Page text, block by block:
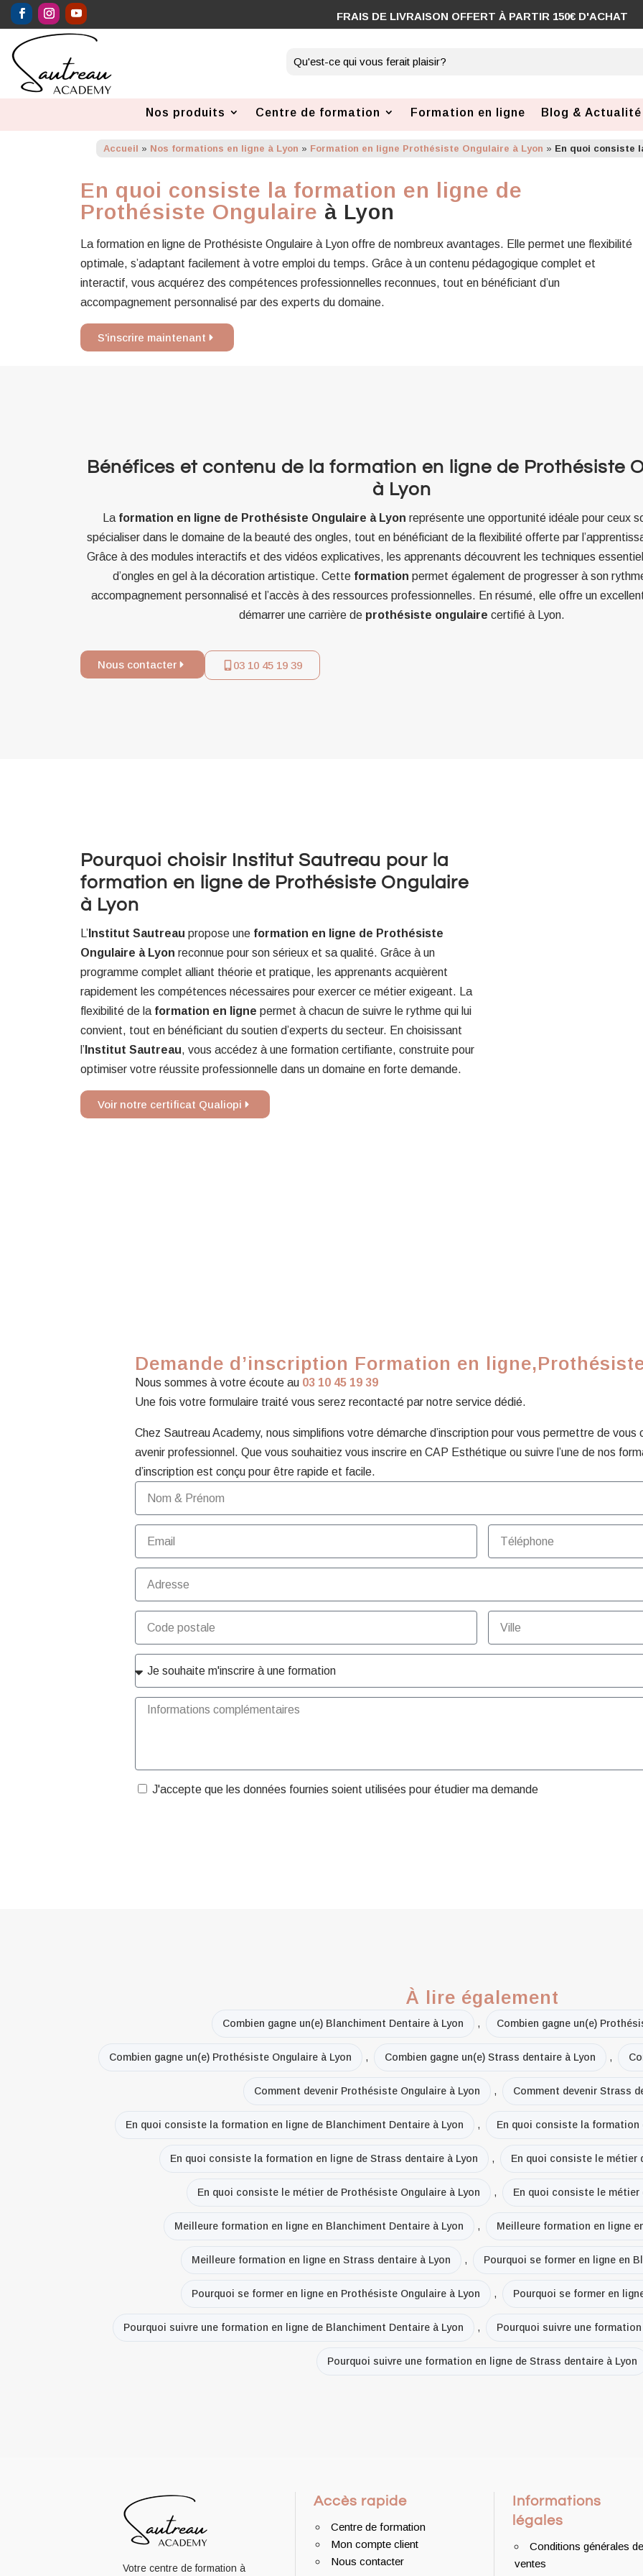
Nos produits Centre de formation Formation en ligne Blog & Actualité
Accueil » Nos formations en ligne à Lyon » Formation en ligne Prothésiste Ongulaire à Lyon » En quoi consiste
En quoi consiste la formation en ligne de
Prothésiste Ongulaire à Lyon
La formation en ligne de Prothésiste Ongulaire à Lyon offre de nombreux avantages. Elle permet une flexibilité
optimale, s’adaptant facilement à votre emploi du temps. Grâce à un contenu pédagogique complet et
interactif, vous acquérez des compétences professionnelles reconnues, tout en bénéficiant d’un
accompagnement personnalisé par des experts du domaine.
S'inscrire maintenant
Bénéfices et contenu de la formation en ligne de Prothésiste
à Lyon
La formation en ligne de Prothésiste Ongulaire à Lyon représente une opportunité idéale pour ceux
spécialiser dans le domaine de la beauté des ongles, tout en bénéficiant de la flexibilité offerte par
Grâce à des modules interactifs et des vidéos explicatives, les apprenants découvrent les techniques
d’ongles en gel à la décoration artistique. Cette formation permet également de progresser à son
accompagnement personnalisé et l’accès à des ressources professionnelles. En résumé, elle offre un
démarrer une carrière de prothésiste ongulaire certifié à Lyon.
Nous contacter 03 10 45 19 39
Pourquoi choisir Institut Sautreau pour la
formation en ligne de Prothésiste Ongulaire
à Lyon
L’ Institut Sautreau propose une formation en ligne de Prothésiste
Ongulaire à Lyon reconnue pour son sérieux et sa qualité. Grâce à un
programme complet alliant théorie et pratique, les apprenants acquièrent
rapidement les compétences nécessaires pour exercer ce métier exigeant. La
flexibilité de la formation en ligne permet à chacun de suivre le rythme qui lui
convient, tout en bénéficiant du soutien d’experts du secteur. En choisissant
l’ Institut Sautreau, vous accédez à une formation certifiante, construite pour
optimiser votre réussite professionnelle dans un domaine en forte demande.
Voir notre certificat Qualiopi
Demande d’inscription Formation en
Nous sommes à votre écoute au 03 10 45 19 39
Une fois votre formulaire traité vous serez recontacté par notre service dédié.
Chez Sautreau Academy, nous simplifions votre démarche d’inscription pour vous permettre de vous
avenir professionnel. Que vous souhaitiez vous inscrire en CAP Esthétique ou suivre l’une de nos
d’inscription est conçu pour être rapide et facile.
J'accepte que les données fournies soient utilisées pour étudier ma demande
À lire également
Combien gagne un(e) Blanchiment Dentaire à Lyon , Combien gagne un(e)
Combien gagne un(e) Prothésiste Ongulaire à Lyon , Combien gagne un(e) Strass dentaire à Lyon ,
Comment devenir Prothésiste Ongulaire à Lyon , Comment devenir Strass
En quoi consiste la formation en ligne de Blanchiment Dentaire à Lyon , En quoi consiste la formation
En quoi consiste la formation en ligne de Strass dentaire à Lyon , En quoi consiste le métier
En quoi consiste le métier de Prothésiste Ongulaire à Lyon , En quoi consiste le métier
Meilleure formation en ligne en Blanchiment Dentaire à Lyon , Meilleure formation en ligne
Meilleure formation en ligne en Strass dentaire à Lyon , Pourquoi se former en ligne en
Pourquoi se former en ligne en Prothésiste Ongulaire à Lyon , Pourquoi se former en
Pourquoi suivre une formation en ligne de Blanchiment Dentaire à Lyon , Pourquoi suivre une
Pourquoi suivre une formation en ligne de Strass dentaire à Lyon
Votre centre de formation à
Accès rapide
Centre de formation
Mon compte client
Nous contacter
Informations
légales
Conditions générales de
ventes